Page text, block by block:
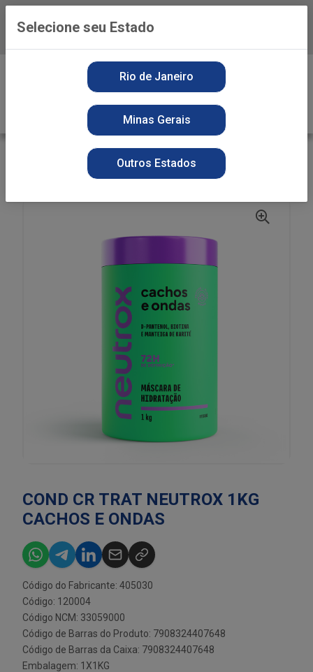
Baixe já o APP da Playvender
PERFUMARIA
CONDICIONADOR
COND CR TRAT NEUTROX 1KG CACHOS E ONDAS
COND CR TRAT NEUTROX 1KG
CACHOS E ONDAS
Código do Fabricante: 405030
Código: 120004
Código NCM: 33059000
Código de Barras do Produto: 7908324407648
Código de Barras da Caixa: 7908324407648
Embalagem: 1X1KG
Selecione seu Estado
Rio de Janeiro
Minas Gerais
Outros Estados